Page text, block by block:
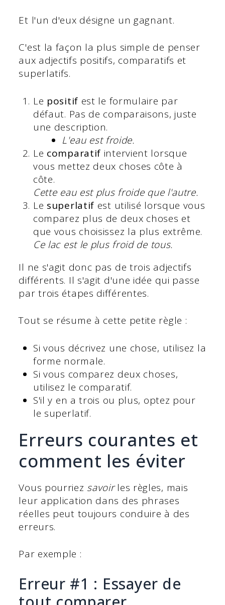
Et l'un d'eux désigne un gagnant.
C'est la façon la plus simple de penser
aux adjectifs positifs, comparatifs et
superlatifs.
Le positif est le formulaire par
défaut. Pas de comparaisons, juste
une description.
L'eau est froide.
Le comparatif intervient lorsque
vous mettez deux choses côte à
côte.
Cette eau est plus froide que l'autre.
Le superlatif est utilisé lorsque vous
comparez plus de deux choses et
que vous choisissez la plus extrême.
Ce lac est le plus froid de tous.
Il ne s'agit donc pas de trois adjectifs
différents. Il s'agit d'une idée qui passe
par trois étapes différentes.
Tout se résume à cette petite règle :
Si vous décrivez une chose, utilisez la
forme normale.
Si vous comparez deux choses,
utilisez le comparatif.
S'il y en a trois ou plus, optez pour
le superlatif.
Erreurs courantes et
comment les éviter
Vous pourriez savoirles règles, mais
leur application dans des phrases
réelles peut toujours conduire à des
erreurs.
Par exemple :
Erreur #1 : Essayer de